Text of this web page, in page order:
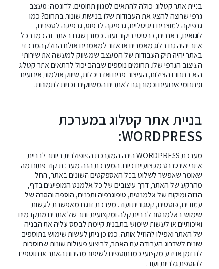
בניית אתר קטלוג יכולה להתאים למגוון תחומים. לדוגמה: מעצב
גרפי שרוצה להציג את העבודות שלו בנישות שונות בתחום? כמו
גרפיקה למוצרים דיגיטליים, גרפיקה לדפוס, גרפיקה לספרים,
לוגואים, באנרים, כרטיסי ביקור ועוד. כמובן שגם באתר זה כמו בכל
אתר יהיה גם בלוג מאמרים או אזור למאמרים אולם החלק המרכזי
באתר יהיה תיק העבודות של המעצב שמשווק למעשה את שירותי
העיצוב הגרפי שלו. תחומים נוספים שבהם יכול להתאים אתר קטלוג
הוא בתחום הצילום, העיצוב פנים ואדריכלות, שיווק אולמות אירועים
ומתחמי אירועים וכמובן גם לאתרים המשווקים זכויות לתמונות.
בניית אתר קטלוג במערכת
WORDPRESS:
מערכתWORDPRESSהינה המערכת הפופולרית ביותרלבניית
אתרי אינטרנט מקצועייםכיום. המערכת הנה מערכת קוד פתוח מה
שאומר שאפשר לשלוט בכל האספקטים השונים באתר, החל
מהרקע של האתר, דרך עיצובים של כל אלמנט המופיעים בדף,
הזזה ומיקום של אלמנטים, טיפוגרפיה ותכנים, הוספה והסרה של
עמודים, פוסטים, קטגורית ועוד. מערכת זו גם מאפשרת לעשות
שימוש באלמנטור לבניית קלה ומקצועית יותר של אתרים מתקדמים
ואיכותיים או לעשות שימוש בתבנית קיימת לבסס עליה את הבניה
של האתר ואפילו להוזיל אותה. כמו כן ניתן לעשות שימוש בתוספים
שונים לשדרוג העבודה עם האתר, לביצוע פעולות שונות שחוסכות
לנו זמן או ידע מקצועי כמו תוספים לשיפור מהירות האתר או תוספים
להוספת גלריות ועוד.